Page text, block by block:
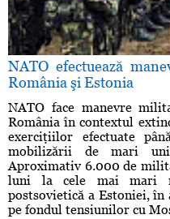
NATO efectuează
România şi Estonia
NATO face manevre
România în contextul
exerciţiilor efectuate
mobilizării de mari
Aproximativ 6.000 de
luni la cele mai mari
postsovietică a Estoniei,
pe fondul tensiunilor cu